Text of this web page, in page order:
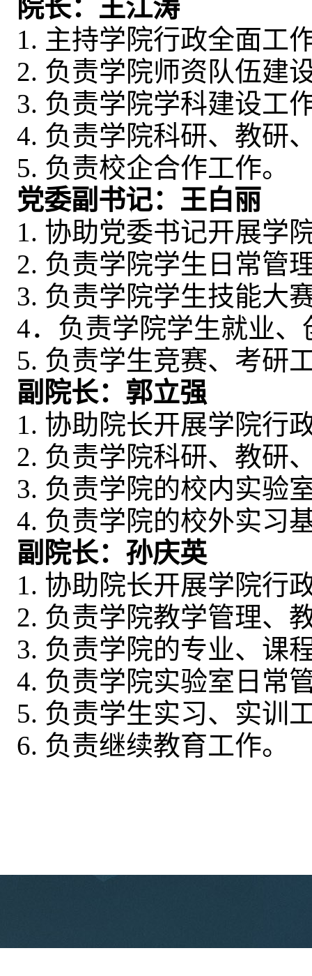
院长：王江涛
1. 主持学院行政全面工
2. 负责学院师资队伍建
3. 负责学院学科建设工
4. 负责学院科研、教研
5. 负责校企合作工作。
党委副书记：王白丽
1. 协助党委书记开展学
2. 负责学院学生日常管
3. 负责学院学生技能大
4．负责学院学生就业、
5. 负责学生竞赛、考研
副院长：郭立强
1. 协助院长开展学院行
2. 负责学院科研、教研
3. 负责学院的校内实验
4. 负责学院的校外实习
副院长：孙庆英
1. 协助院长开展学院行
2. 负责学院教学管理、
3. 负责学院的专业、课
4. 负责学院实验室日常
5. 负责学生实习、实训
6. 负责继续教育工作。